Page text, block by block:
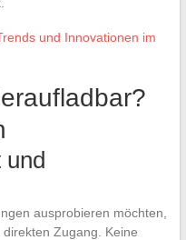
und Innovationen im
und
ausprobieren möchten,
Zugang. Keine